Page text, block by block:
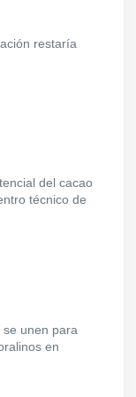
restaría
del cacao
técnico de
unen para
en